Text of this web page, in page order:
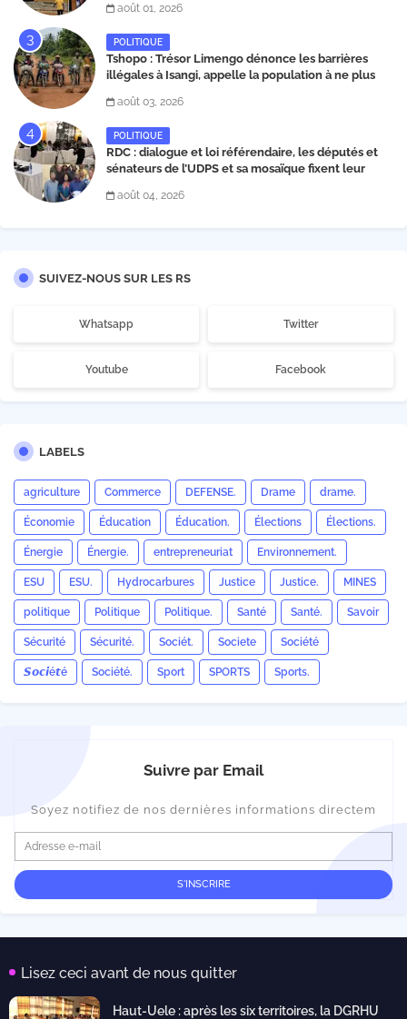
août 01, 2026
POLITIQUE
Tshopo : Trésor Limengo dénonce les barrières
illégales à Isangi, appelle la population à ne plus
août 03, 2026
POLITIQUE
RDC : dialogue et loi référendaire, les députés et
sénateurs de l’UDPS et sa mosaïque fixent leur
Matata
août 04, 2026
SUIVEZ-NOUS SUR LES RS
Whatsapp Twitter
Youtube Facebook
LABELS
agriculture Commerce DEFENSE. Drame drame.
Économie Éducation Éducation. Élections Élections.
Énergie Énergie. entrepreneuriat Environnement.
ESU ESU. Hydrocarbures Justice Justice. MINES
politique Politique Politique. Santé Santé. Savoir
Sécurité Sécurité. Sociét. Societe Société
𝙎𝙤𝙘𝙞é𝙩é Société. Sport SPORTS Sports.
Suivre par Email
Soyez notifiez de nos dernières informations directem
Lisez ceci avant de nous quitter
Haut-Uele : après les six territoires, la DGRHU